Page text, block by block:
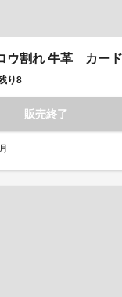
ウ割れ 牛革 カー
り8
販売終了